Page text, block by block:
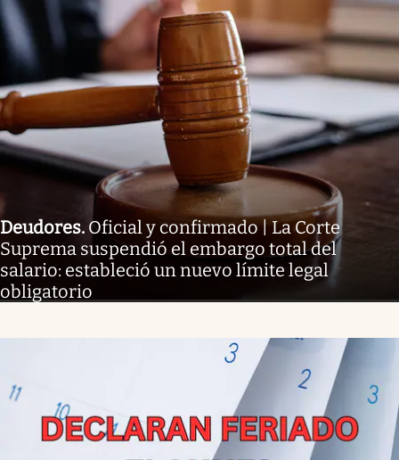
Deudores. Oficial y confirmado | La Corte
Suprema suspendió el embargo total del
salario: estableció un nuevo límite legal
obligatorio